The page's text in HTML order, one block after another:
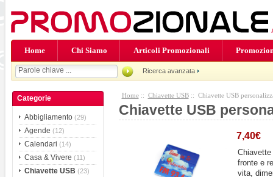
Home Chi Siamo Articoli Promozionali
Ricerca avanzata
Home:: Chiavette USB:: Chiavette USB
Chiavette USB
7,40€
fronte e
vita,
Categorie
Abbigliamento(29)
Agende (12)
Calendari (14)
Casa & Vivere (11)
Chiavette USB (23)